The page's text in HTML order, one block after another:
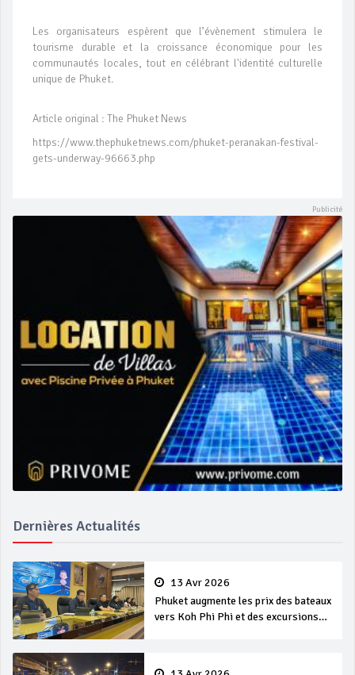
Les organisateurs espèrent que l’évènement stimulera le
tourisme durable et la croissance économique pour les
communautés locales, tout en célébrant l'identité culturelle
unique de Phuket.
Article original : The Phuket News
https://www.thephuketnews.com/phuket-peranakan-festival-
gets-underway-96663.php
Dernières Actualités
13 Avr 2026
Phuket augmente les prix des bateaux
vers Koh Phi Phi et des excursions